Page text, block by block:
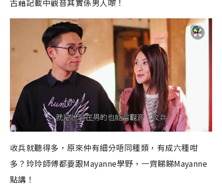
收兵就聽得多，原來仲有細分唔同種類，有成六種咁
多？玲玲師傅都要跟Mayanne學野，一齊睇睇Mayanne
點講！